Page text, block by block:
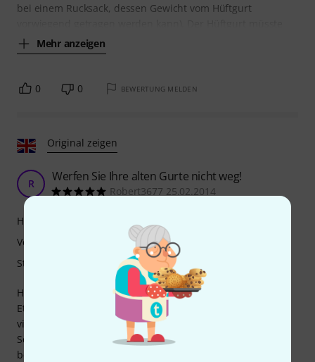
bei einem Rucksack, dessen Gewicht vom Hüftgurt
Mehr anzeigen
0 0 BEWERTUNG MELDEN
Original zeigen
R Werfen Sie Ihre alten Gurte nicht weg!
Robert3677 25.02.2014
Habe es ohne die alten Gurte (BAM Newtech) probiert.
Etwas wackelig, aber in Kombination mit den alten Gurten
viel besser (und verteilt das Gewicht viel besser auf die
Schultern). Irgendwo im Rückenkissen kann man eine
bescheidene Menge Musik unterbringen _ Wirklich sehr
Handling
Verarbeitung
Stabilität